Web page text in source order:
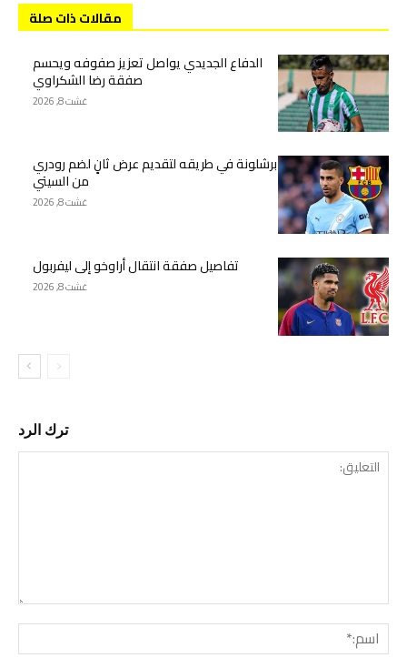
مقالات ذات صلة
الدفاع الجديدي يواصل تعزيز صفوفه ويحسم
صفقة رضا الشكراوي
غشت 8, 2026
برشلونة في طريقه لتقديم عرض ثانٍ لضم رودري
من السيتي
غشت 8, 2026
تفاصيل صفقة انتقال أراوخو إلى ليفربول
غشت 8, 2026
ترك الرد